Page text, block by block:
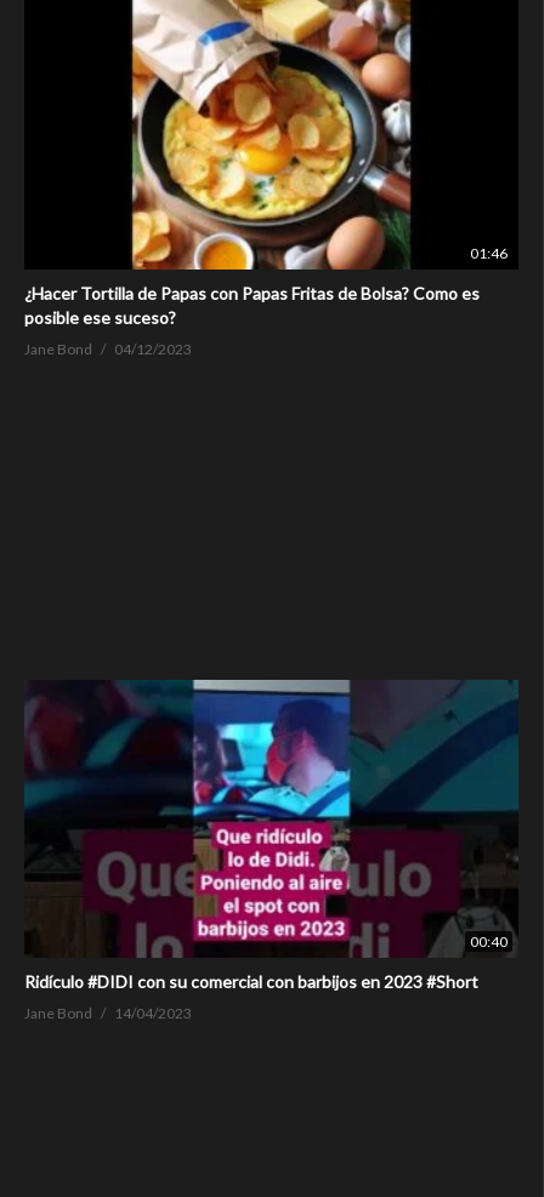
01:46
¿Hacer Tortilla de Papas con Papas Fritas de Bolsa? Como es
posible ese suceso?
Jane Bond 04/12/2023
00:40
Ridículo #DIDI con su comercial con barbijos en 2023 #Short
Jane Bond 14/04/2023